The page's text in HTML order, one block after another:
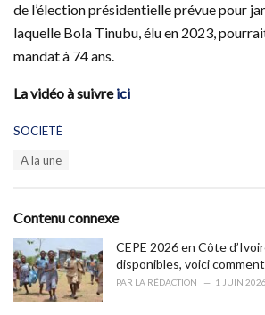
de l’élection présidentielle prévue pour
laquelle Bola Tinubu, élu en 2023,
mandat à 74 ans.
La vidéo à suivreici
C
o
r
i
e
s
:
SOCIETÉ
:
A la une
Contenu connexe
CEPE 2026 en Côte
disponibles, voici
PAR LA RÉDACTION 1 JUIN 2026